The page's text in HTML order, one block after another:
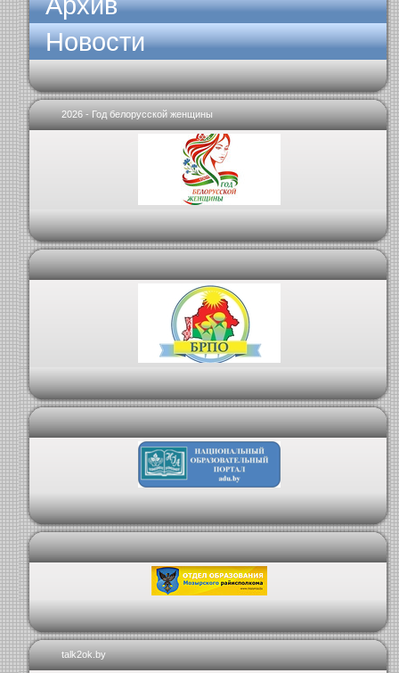
Новости
2026 - Год белорусской женщины
talk2ok.by